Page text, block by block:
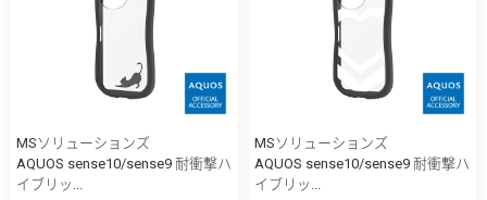
MSソリューションズ
AQUOS sense10/sense9 耐衝撃ハ
イブリッ...
MSソリューションズ
AQUOS sense10/sense9 耐衝撃ハ
イブリッ...